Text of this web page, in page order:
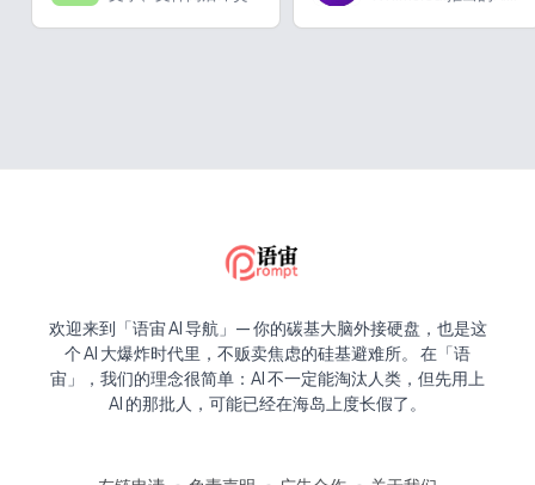
欢迎来到「语宙 AI 导航」— 你的碳基大脑外接硬盘，也是这
个 AI 大爆炸时代里，不贩卖焦虑的硅基避难所。 在「语
宙」，我们的理念很简单：AI 不一定能淘汰人类，但先用上
AI 的那批人，可能已经在海岛上度长假了。